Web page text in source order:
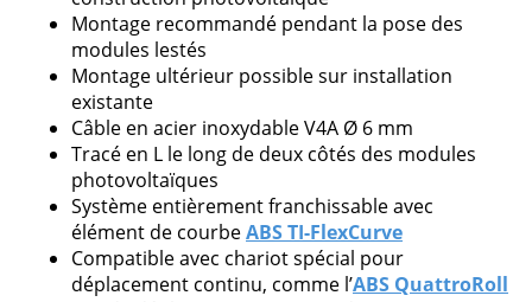
Montage recommandé pendant la pose des
modules lestés
Montage ultérieur possible sur installation
existante
Câble en acier inoxydable V4A Ø 6 mm
Tracé en L le long de deux côtés des modules
photovoltaïques
Système entièrement franchissable avec
élément de courbeABS TI-FlexCurve
Compatible avec chariot spécial pour
déplacement continu, comme l’ABS QuattroRoll